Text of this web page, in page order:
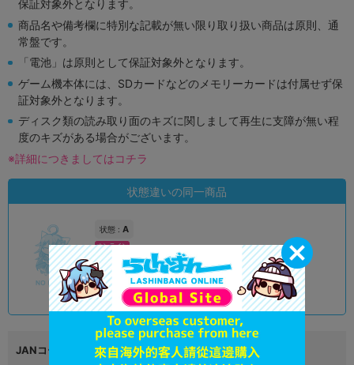
保証対象外となります。
商品名や備考欄に特別な記載が無い限り取り扱い商品は原則、通
常盤です。
「電池」は原則として保証対象外となります。
ゲーム機本体には、SDカードなどのメモリーカードは付属せず保
証対象外となります。
ディスク類の読み取り面のキズに関しまして再生に支障が無い程
度のキズがある場合がございます。
※詳細につきましてはコチラ
状態違いの同一商品
状態 : A
オンライン
品切状態 1,990円 税込
JANコード 4530430400065